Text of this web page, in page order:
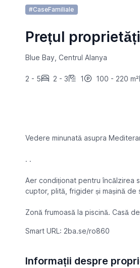
#CaseFamiliale
Prețul
Blue Bay, Centrul Alanya
2 - 5 2 - 3 1 100 - 220 m²
Vedere minunată asupra
. .
Aer condiționat pentru încălzirea
cuptor, plită, frigider și mașină de
Zonă frumoasă la piscină. Casă
Smart URL: 2ba.se/ro860
Informații despre